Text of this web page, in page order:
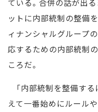
ットに内部統制の整備
ィナンシャルグループ
応するための内部統制
ころだ。
「内部統制を整備する
えて一番始めにルール